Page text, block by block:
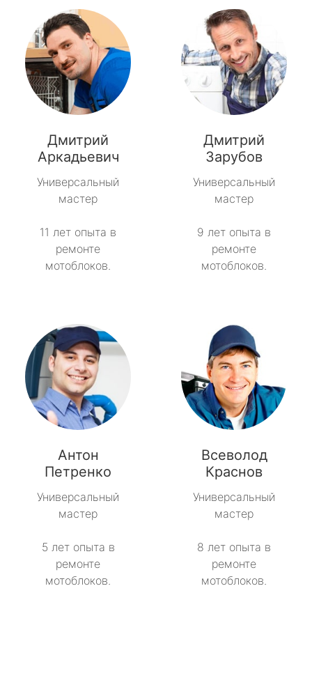
Дмитрий
Аркадьевич
Универсальный
мастер
11 лет опыта в
ремонте
мотоблоков.
Дмитрий
Зарубов
Универсальный
мастер
9 лет опыта в
ремонте
мотоблоков.
Антон
Петренко
Универсальный
мастер
5 лет опыта в
ремонте
мотоблоков.
Всеволод
Краснов
Универсальный
мастер
8 лет опыта в
ремонте
мотоблоков.